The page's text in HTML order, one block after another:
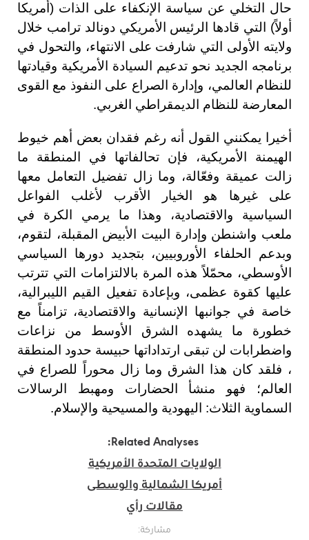
حال التخلي عن سياسة الإنكفاء على الذات (أمريكا
أولاً) التي قادها الرئيس الأمريكي دونالد ترامب خلال
ولايته الأولى التي شارفت على الانتهاء، والتحول في
برنامجه الجديد نحو تدعيم السيادة الأمريكية وقيادتها
للنظام العالمي، وإدارة الصراع على النفوذ مع القوى
المعارضة للنظام الديمقراطي الغربي.
أخيرا يمكنني القول أنه رغم فقدان بعض أهم خيوط
الهيمنة الأمريكية، فإن تحالفاتها في المنطقة ما
زالت عميقة وفعّالة، وما زال تفضيل التعامل معها
على غيرها هو الخيار الأقرب لأغلب الفواعل
السياسية والاقتصادية، وهذا ما يرمي الكرة في
ملعب واشنطن وإدارة البيت الأبيض المقبلة، لتقوم،
وبدعم الحلفاء الأوروبيين، بتجديد دورها السياسي
الأوسطي، محمّلاً هذه المرة بالالتزامات التي تترتب
عليها كقوة عظمى، وبإعادة تفعيل القيم الليبرالية،
خاصة في جوانبها الإنسانية والاقتصادية، تزامناً مع
خطورة ما يشهده الشرق الأوسط من نزاعات
واضطرابات لن تبقى ارتداداتها حبيسة حدود المنطقة
، فلقد كان هذا الشرق وما زال محوراً للصراع في
العالم؛ فهو منشأ الحضارات ومهبط الرسالات
السماوية الثلاث: اليهودية والمسيحية والإسلام.
Related Analyses:
الولايات المتحدة الأمريكية
أمريكا الشمالية والوسطى
مقالات رأي
مشاركة: